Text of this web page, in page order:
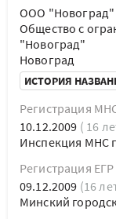
ООО "Новоград"
Общество с
"Новоград"
Новоград
ИСТОРИЯ
Регистрация
10.12.2009 ( 16
Инспекция МНС
Регистрация ЕГР
09.12.2009 (16
Минский